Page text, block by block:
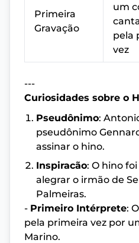
Primeira
Gravação
um
pela
vez
---
Curiosidades sobre o
Pseudônimo:
pseudônimo
assinar o hino.
Inspiracão: O hino
alegrar o irmão de
Palmeiras.
- Primeiro Intérprete:
pela primeira vez por
Marino.